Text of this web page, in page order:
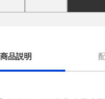
商品説明